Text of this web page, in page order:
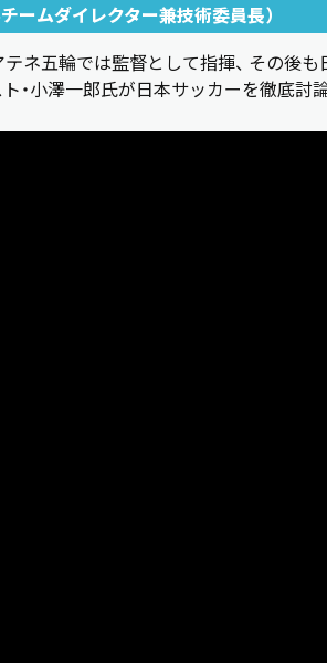
ームダイレクター兼技術委員長）
ネ五輪では監督として指揮、 その後
・小澤一郎氏が日本サッカーを徹底討論